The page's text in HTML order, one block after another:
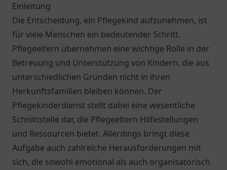
Einleitung
Die Entscheidung, ein Pflegekind aufzunehmen, ist
für viele Menschen ein bedeutender Schritt.
Pflegeeltern übernehmen eine wichtige Rolle in der
Betreuung und Unterstützung von Kindern, die aus
unterschiedlichen Gründen nicht in ihren
Herkunftsfamilien bleiben können. Der
Pflegekinderdienst stellt dabei eine wesentliche
Schnittstelle dar, die Pflegeeltern Hilfestellungen
und Ressourcen bietet. Allerdings bringt diese
Aufgabe auch zahlreiche Herausforderungen mit
sich, die sowohl emotional als auch organisatorisch